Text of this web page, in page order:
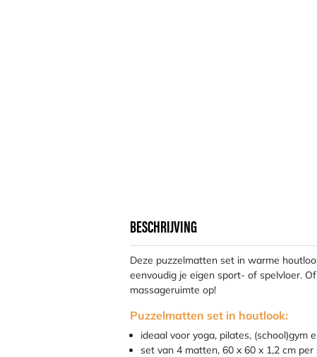
BESCHRIJVING
Deze puzzelmatten set in warme
eenvoudig je eigen sport- of spelvloer.
massageruimte op!
Puzzelmatten set in houtlook:
ideaal voor yoga, pilates, (school)gym
set van 4 matten, 60 x 60 x 1,2 cm per